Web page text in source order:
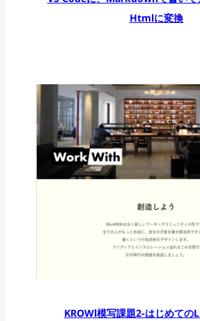
Htmlに変換
KROWl模写課題2-はじめての